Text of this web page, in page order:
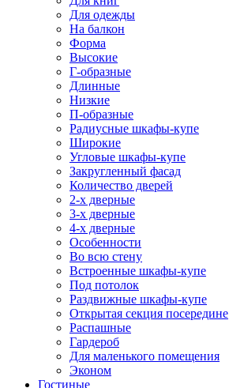
Для одежды
На балкон
Форма
Высокие
Г-образные
Длинные
Низкие
П-образные
Радиусные шкафы-купе
Широкие
Угловые шкафы-купе
Закругленный фасад
Количество дверей
2-х дверные
3-х дверные
4-х дверные
Особенности
Во всю стену
Встроенные шкафы-купе
Под потолок
Раздвижные шкафы-купе
Открытая секция посередине
Распашные
Гардероб
Для маленького помещения
Эконом
Гостиные